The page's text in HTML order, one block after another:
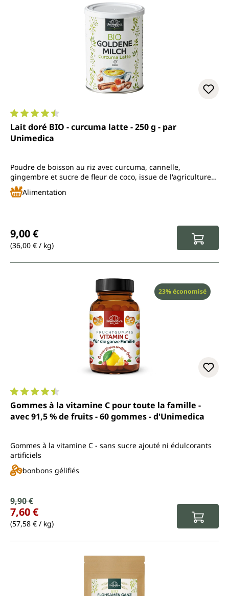
Note moyenne de 4.6 sur 5 étoiles
Lait doré BIO - curcuma latte - 250 g - par
Unimedica
Poudre de boisson au riz avec curcuma, cannelle,
gingembre et sucre de fleur de coco, issue de l'agriculture
biologique contrôlée
Alimentation
9,00 €
(36,00 € / kg)
Réduction
23% économisé
Note moyenne de 4.4 sur 5 étoiles
Gommes à la vitamine C pour toute la famille -
avec 91,5 % de fruits - 60 gommes - d'Unimedica
Gommes à la vitamine C - sans sucre ajouté ni édulcorants
artificiels
bonbons gélifiés
Prix de vente :
Prix régulier :
9,90 €
7,60 €
(57,58 € / kg)